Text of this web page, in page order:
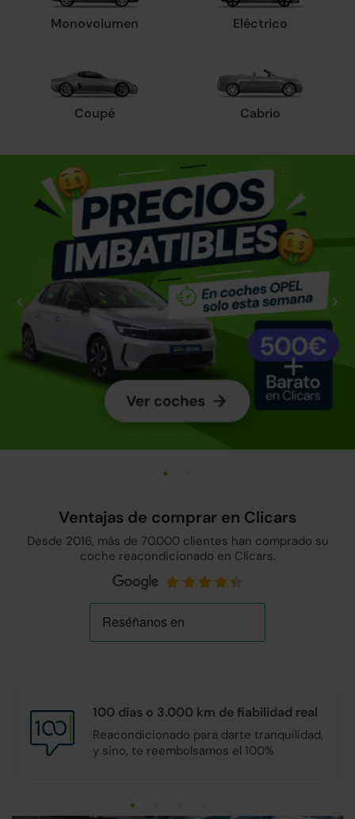
Monovolumen Eléctrico
Coupé Cabrio
Ventajas de comprar en Clicars
Desde 2016, más de 70.000 clientes han comprado su
coche reacondicionado en Clicars.
100 días o 3.000 km defiabilidad real
Reacondicionado para darte tranquilidad,
y sino, te reembolsamos el 100%